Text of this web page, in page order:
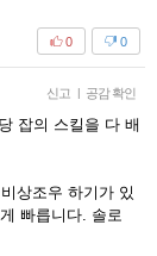
0
0
신고 | 공감 확인
잡의 스킬을 다 배
상조우 하기가 있
빠릅니다. 솔로